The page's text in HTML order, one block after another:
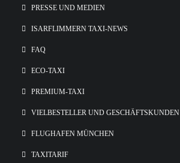
PRESSE UND MEDIEN
ISARFLIMMERN TAXI-NEWS
FAQ
ECO-TAXI
PREMIUM-TAXI
VIELBESTELLER UND GESCHÄFTSKUNDEN
FLUGHAFEN MÜNCHEN
TAXITARIF